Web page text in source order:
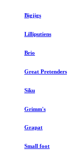
Bigjigs
Lilliputiens
Brio
Great Pretenders
Siku
Grimm's
Grapat
Small foot